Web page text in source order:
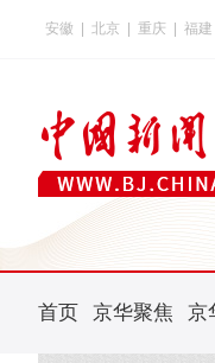
安徽 北京 重庆 福建
首页 京华聚焦 京